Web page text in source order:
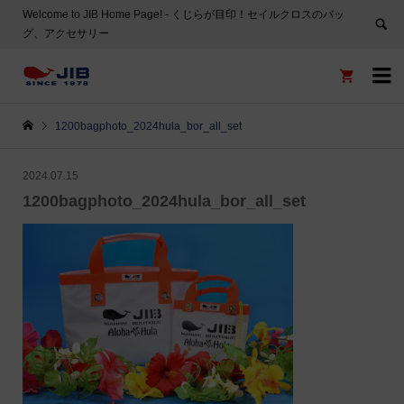
Welcome to JIB Home Page! ‐ くじらが目印！セイルクロスのバッ
グ、アクセサリー


1200bagphoto_2024hula_bor_all_set
2024.07.15
1200bagphoto_2024hula_bor_all_set